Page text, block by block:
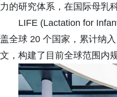
力的研究体系，在国际母乳
LIFE (Lactation for
盖全球 20 个国家，累计纳
文，构建了目前全球范围内